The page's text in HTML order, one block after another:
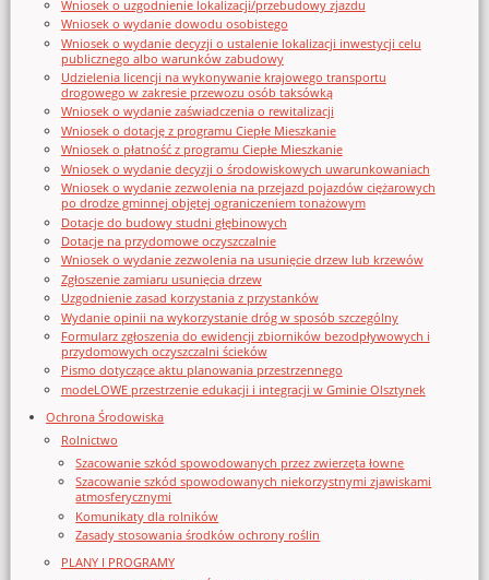
Wniosek o uzgodnienie lokalizacji/przebudowy zjazdu
Wniosek o wydanie dowodu osobistego
Wniosek o wydanie decyzji o ustalenie lokalizacji inwestycji celu
publicznego albo warunków zabudowy
Udzielenia licencji na wykonywanie krajowego transportu
drogowego w zakresie przewozu osób taksówką
Wniosek o wydanie zaświadczenia o rewitalizacji
Wniosek o dotację z programu Ciepłe Mieszkanie
Wniosek o płatność z programu Ciepłe Mieszkanie
Wniosek o wydanie decyzji o środowiskowych uwarunkowaniach
Wniosek o wydanie zezwolenia na przejazd pojazdów ciężarowych
po drodze gminnej objętej ograniczeniem tonażowym
Dotacje do budowy studni głębinowych
Dotacje na przydomowe oczyszczalnie
Wniosek o wydanie zezwolenia na usunięcie drzew lub krzewów
Zgłoszenie zamiaru usunięcia drzew
Uzgodnienie zasad korzystania z przystanków
Wydanie opinii na wykorzystanie dróg w sposób szczególny
Formularz zgłoszenia do ewidencji zbiorników bezodpływowych i
przydomowych oczyszczalni ścieków
Pismo dotyczące aktu planowania przestrzennego
modeLOWE przestrzenie edukacji i integracji w Gminie Olsztynek
Ochrona Środowiska
Rolnictwo
Szacowanie szkód spowodowanych przez zwierzęta łowne
Szacowanie szkód spowodowanych niekorzystnymi zjawiskami
atmosferycznymi
Komunikaty dla rolników
Zasady stosowania środków ochrony roślin
PLANY I PROGRAMY